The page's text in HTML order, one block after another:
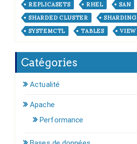
REPLICASETS
RHEL SAN
SHARDED CLUSTER
SHARDING
SYSTEMCTL
TABLES VIEW
Catégories
Actualité
Apache
Performance